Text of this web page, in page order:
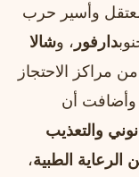
وأسير حرب
دارفور ، وشالا
مراكز الاحتجاز
أن
والتعذيب
الطبية،